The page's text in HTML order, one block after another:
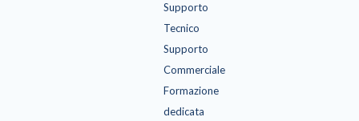
Supporto
Tecnico
Supporto
Commerciale
Formazione
dedicata